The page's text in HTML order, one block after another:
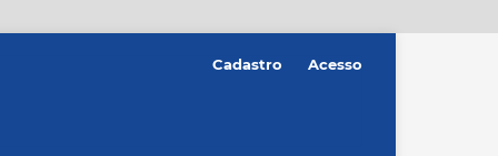
Cadastro Acesso